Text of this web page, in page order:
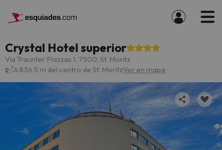
Crystal Hotel superior
Via Traunter Plazzas 1, 7500, St. Moritz
A 836.5 m del centro de St. MoritzVer en mapa